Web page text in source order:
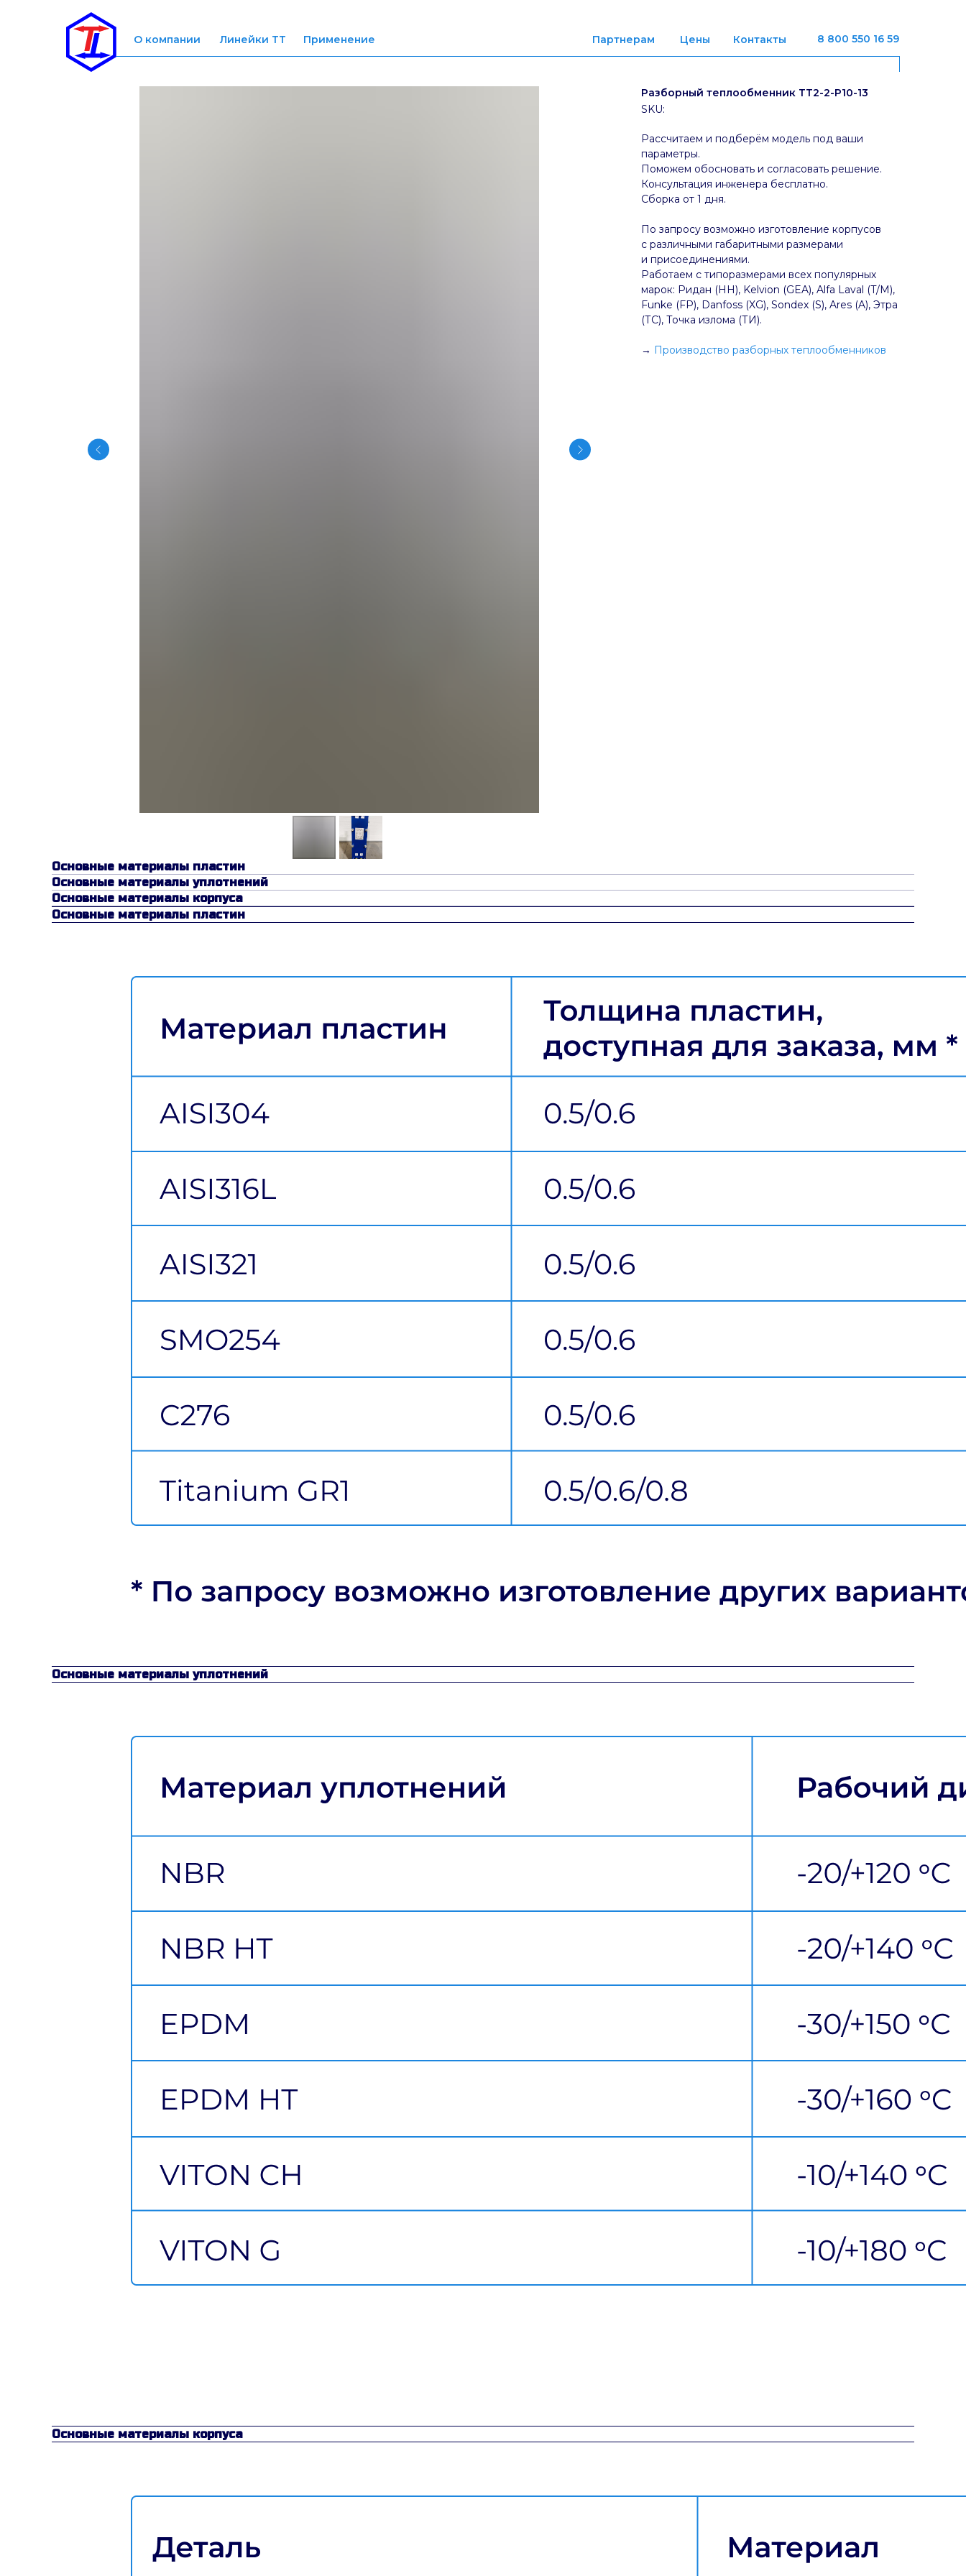
8 800 550 16 59
О компании Линейки ТТ Применение Партнерам Цены Контакты
Разборный теплообменник ТТ2-2-P10-13
SKU:
Рассчитаем и подберём модель под ваши
параметры.
Поможем обосновать и согласовать решение.
Консультация инженера бесплатно.
Сборка от 1 дня.
По запросу возможно изготовление корпусов
с различными габаритными размерами
и присоединениями.
Работаем с типоразмерами всех популярных
марок: Ридан (НН), Kelvion (GEA), Alfa Laval (T/M),
Funke (FP), Danfoss (XG), Sondex (S), Ares (A), Этра
(ТС), Точка излома (ТИ).
→ Производство разборных теплообменников
Основные материалы пластин
Основные материалы уплотнений
Основные материалы корпуса
Основные материалы пластин
Основные материалы уплотнений
Основные материалы корпуса